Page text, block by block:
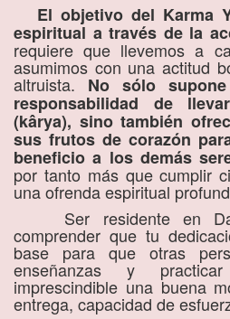
El objetivo del Karma
espiritual a través de la
requiere que llevemos a
asumimos con una actitud
altruista. No sólo
responsabilidad de
(kârya), sino también
sus frutos de corazón
beneficio a los demás
por tanto más que cumplir
una ofrenda espiritual
Ser residente en
comprender que tu
base para que otras
enseñanzas y
imprescindible una buena
entrega, capacidad de